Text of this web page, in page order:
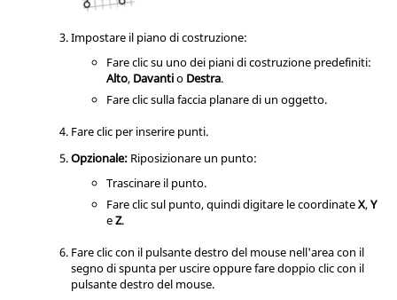
Impostare il piano di costruzione:
Fare clic su uno dei piani di costruzione predefiniti:
Alto, Davantio Destra.
Fare clic sulla faccia planare di un oggetto.
Fare clic per inserire punti.
Opzionale: Riposizionare un punto:
Trascinare il punto.
Fare clic sul punto, quindi digitare le coordinateX,Y
eZ.
Fare clic con il pulsante destro del mouse nell'area con il
segno di spunta per uscire oppure fare doppio clic con il
pulsante destro del mouse.